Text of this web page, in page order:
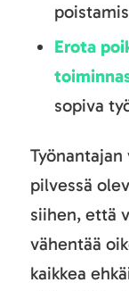
Erota
sopiva
pilvessä
siihen, että
vähentää
kaikkea